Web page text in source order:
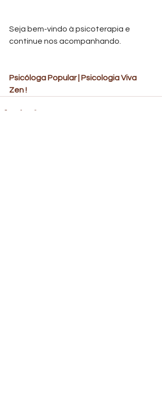
Seja bem-vindo à psicoterapia e
continue nos acompanhando.
Psicóloga Popular | Psicologia Viva
Zen !